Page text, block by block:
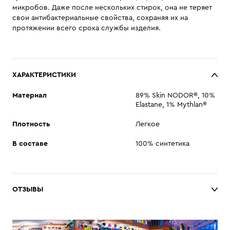
микробов. Даже после нескольких стирок, она не теряет
свои антибактериальные свойства, сохраняя их на
протяжении всего срока службы изделия.
ХАРАКТЕРИСТИКИ
Материал
89% Skin NODOR®, 10%
Elastane, 1% Mythlan®
Плотность Легкое
В составе 100% синтетика
ОТЗЫВЫ